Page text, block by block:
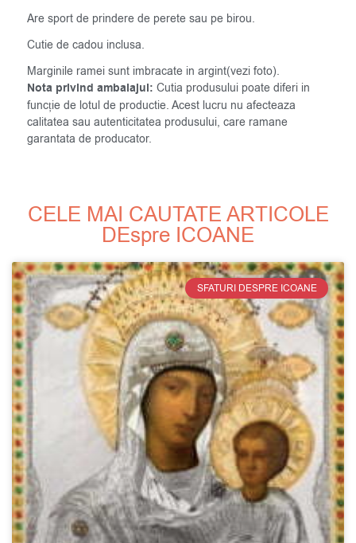
Are sport de prindere de perete sau pe birou.
Cutie de cadou inclusa.
Marginile ramei sunt imbracate in argint(vezi foto).
Nota privind ambalajul: Cutia produsului poate diferi in
funcție de lotul de productie. Acest lucru nu afecteaza
calitatea sau autenticitatea produsului, care ramane
garantata de producator.
CELE MAI CAUTATE ARTICOLE
DEspre ICOANE
SFATURI DESPRE ICOANE